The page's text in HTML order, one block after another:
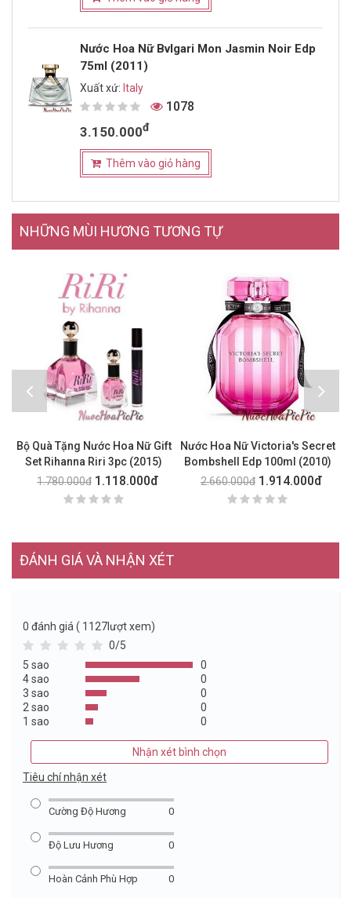
Nước Hoa Nữ Bvlgari Mon Jasmin Noir Edp
75ml (2011)
Xuất xứ: Italy
1078
3.150.000đ
Thêm vào giỏ hàng
NHỮNG MÙI HƯƠNG TƯƠNG TỰ
Bộ Quà Tặng Nước Hoa Nữ Gift
Set Rihanna Riri 3pc (2015)
1.780.000đ 1.118.000đ
Nước Hoa Nữ Victoria's Secret
Bombshell Edp 100ml (2010)
2.660.000đ 1.914.000đ
ĐÁNH GIÁ VÀ NHẬN XÉT
0 đánh giá ( 1127lượt xem)
0/5
5 sao
0
4 sao
0
3 sao
0
2 sao
0
1 sao
0
Nhận xét bình chọn
Tiêu chí nhận xét
Cường Độ Hương 0
Độ Lưu Hương 0
Hoàn Cảnh Phù Hợp 0